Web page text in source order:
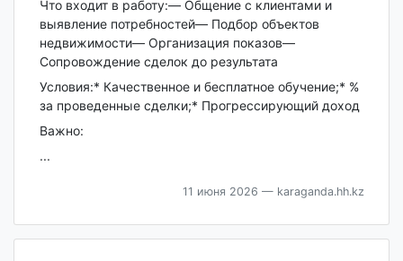
Что входит в работу:— Общение с клиентами и
выявление потребностей— Подбор объектов
недвижимости— Организация показов—
Сопровождение сделок до результата
Условия:* Качественное и бесплатное обучение;* %
за проведенные сделки;* Прогрессирующий доход
Важно:
...
11 июня 2026 — karaganda.hh.kz